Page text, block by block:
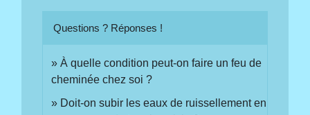
Questions ? Réponses !
À quelle condition peut-on faire un feu de
cheminée chez soi ?
Doit-on subir les eaux de ruissellement en